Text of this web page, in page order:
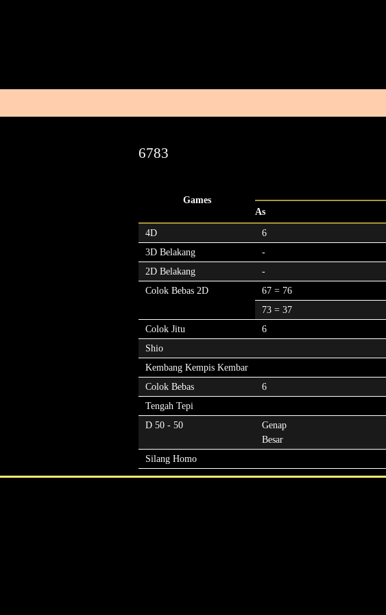
6783
Games
As
4D 6
3D Belakang
-
2D Belakang
-
Colok Bebas 2D
67 = 76
73 = 37
Colok Jitu
6
Shio
Kembang Kempis Kembar
Colok Bebas
6
Tengah Tepi
D 50 - 50
Genap
Besar
Silang Homo